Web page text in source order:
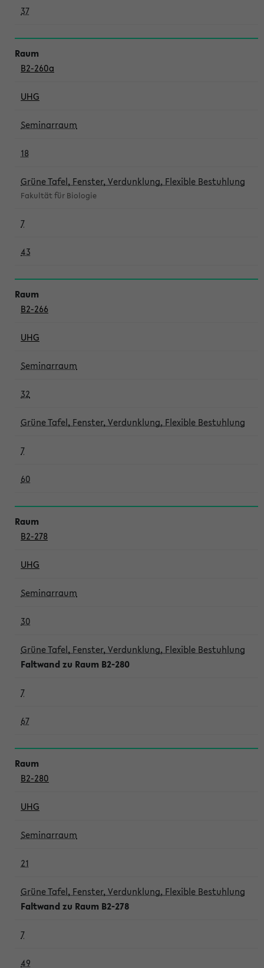
37
B2-260a
UHG
Seminarraum
18
Grüne Tafel, Fenster, Verdunklung, Flexible Bestuhlung
Fakultät für Biologie
7
43
B2-266
UHG
Seminarraum
32
Grüne Tafel, Fenster, Verdunklung, Flexible Bestuhlung
7
60
B2-278
UHG
Seminarraum
30
Grüne Tafel, Fenster, Verdunklung, Flexible Bestuhlung
Faltwand zu Raum B2-280
7
67
B2-280
UHG
Seminarraum
21
Grüne Tafel, Fenster, Verdunklung, Flexible Bestuhlung
Faltwand zu Raum B2-278
7
49